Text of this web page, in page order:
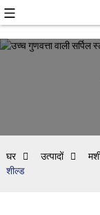
घर उत्पादों
शील्ड